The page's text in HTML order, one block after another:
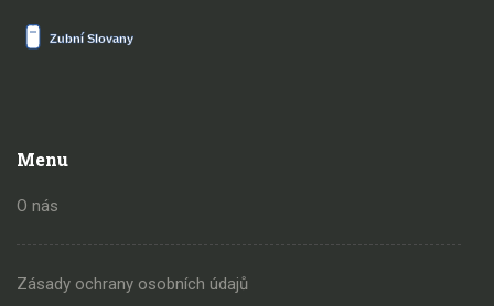
Menu
O nás
Zásady ochrany osobních údajů